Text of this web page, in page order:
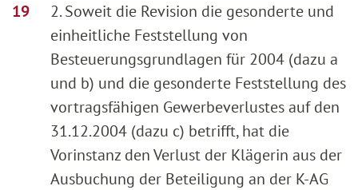
2. Soweit die Revision die gesonderte und
einheitliche Feststellung von
Besteuerungsgrundlagen für 2004 (dazu a
und b) und die gesonderte Feststellung des
vortragsfähigen Gewerbeverlustes auf den
31.12.2004 (dazu c) betrifft, hat die
Vorinstanz den Verlust der Klägerin aus der
Ausbuchung der Beteiligung an der K-AG